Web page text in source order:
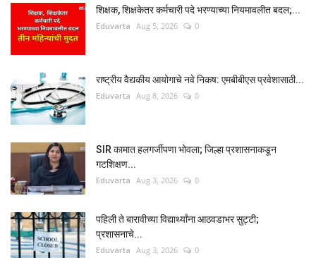
शिक्षक, शिक्षकेतर कर्मचारी पदे भरण्याच्या नियमावलीत बदल;...
Eduvarta Aug 5, 2026 0
राष्ट्रीय वैद्यकीय आयोगाचे नवे निकष: एमबीबीएस प्रवेशासाठी...
Eduvarta Aug 8, 2026 0
SIR कामात हलगर्जीपणा भोवला; जिल्हा प्रशासनाकडून
गटशिक्षण...
Eduvarta Aug 3, 2026 0
पहिली ते बारावीच्या विद्यार्थ्यांना आठवडाभर सुट्टी;
प्रशासनाचे...
Eduvarta Aug 3, 2026 0